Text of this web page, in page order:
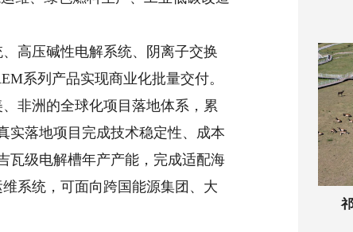
高压碱性电解系统、阴离子交换
系列产品实现商业化批量交付。
非洲的全球化项目落地体系，累
实落地项目完成技术稳定性、成本
瓦级电解槽年产产能，完成适配海
系统，可面向跨国能源集团、大